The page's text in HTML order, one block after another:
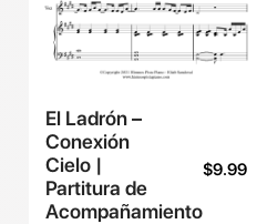
El Ladrón –
Conexión
Cielo |
Partitura de
Acompañamiento
$9.99